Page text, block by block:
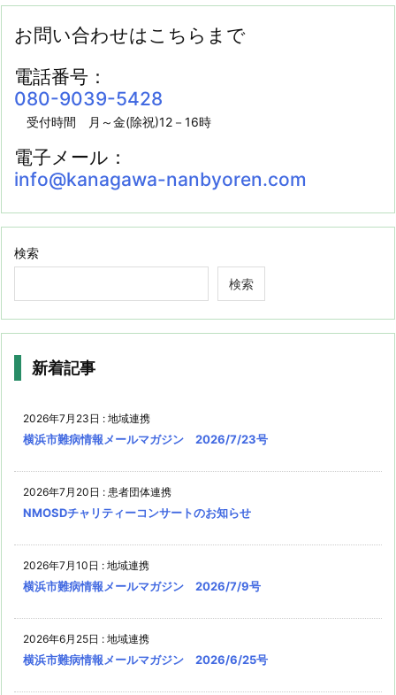
お問い合わせはこちらまで
電話番号：
080-9039-5428
受付時間 月～金(除祝)12－16時
電子メール：
info@kanagawa-nanbyoren.com
検索
検索
新着記事
2026年7月23日 : 地域連携
横浜市難病情報メールマガジン 2026/7/23号
2026年7月20日 : 患者団体連携
NMOSDチャリティーコンサートのお知らせ
2026年7月10日 : 地域連携
横浜市難病情報メールマガジン 2026/7/9号
2026年6月25日 : 地域連携
横浜市難病情報メールマガジン 2026/6/25号